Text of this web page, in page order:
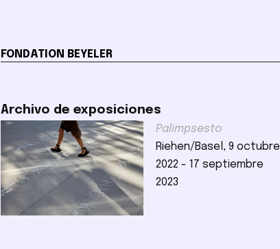
FONDATION BEYELER
Archivo de exposiciones
Palimpsesto
Riehen/Basel, 9 octubre
2022 - 17 septiembre
2023